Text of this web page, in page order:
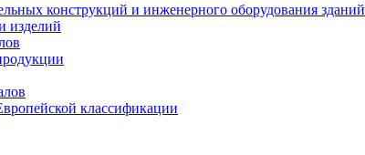
конструкций и инженерного оборудования зданий
изделий
классификации